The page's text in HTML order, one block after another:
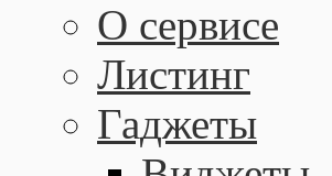
О сервисе
Листинг
Гаджеты